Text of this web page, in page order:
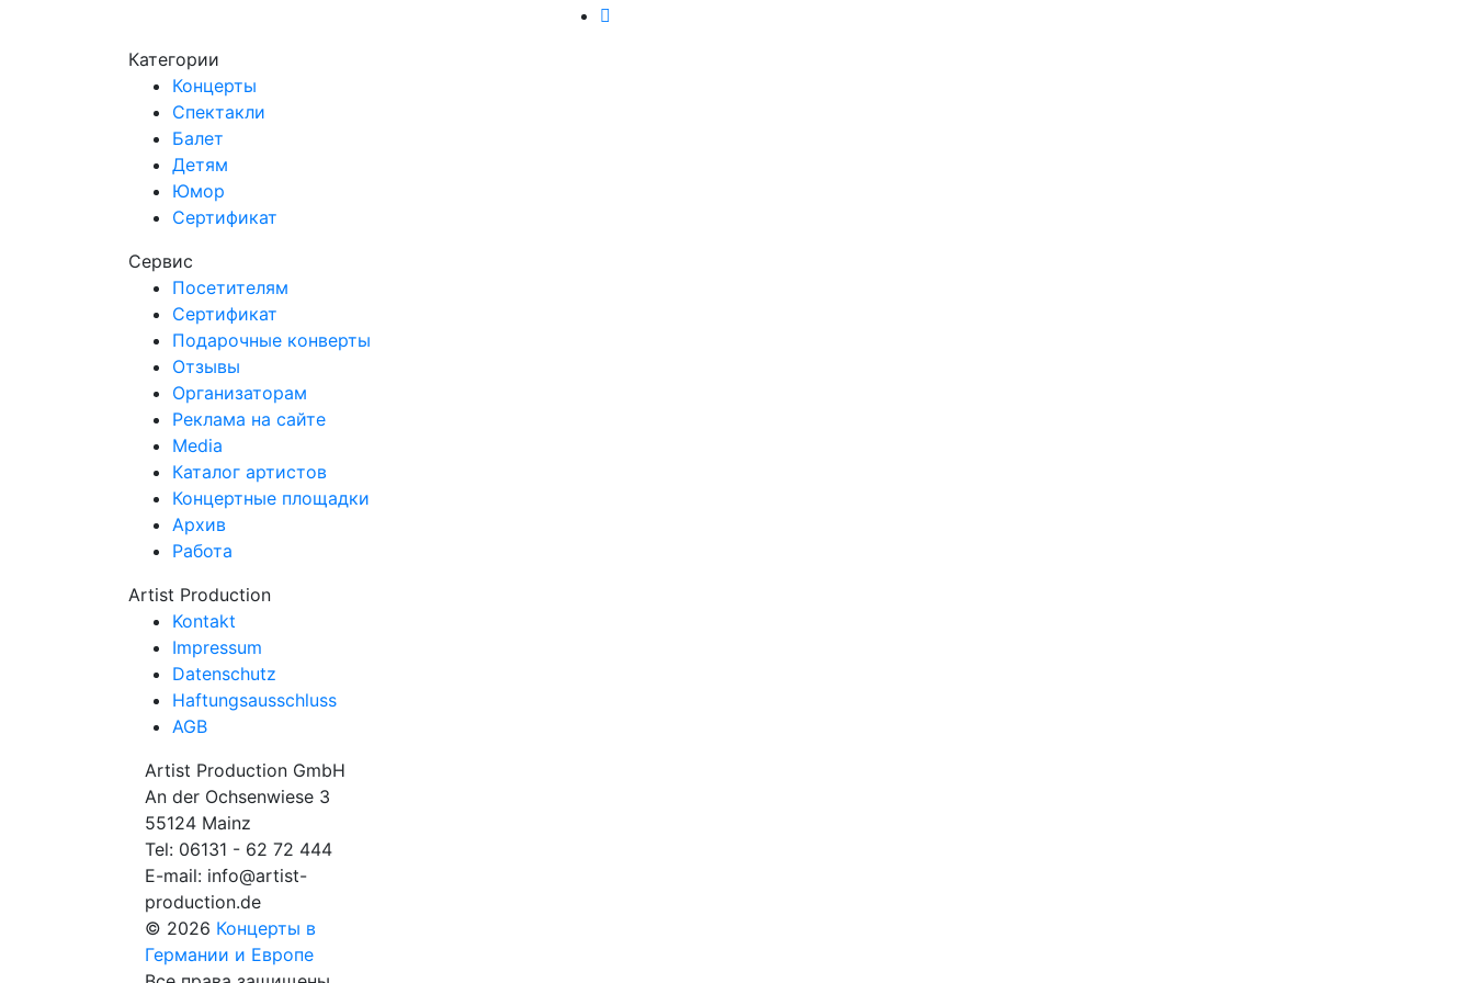
Категории
Концерты
Спектакли
Балет
Детям
Юмор
Сертификат
Сервис
Посетителям
Сертификат
Подарочные конверты
Отзывы
Организаторам
Реклама на сайте
Media
Каталог артистов
Концертные площадки
Архив
Работа
Artist Production
Kontakt
Impressum
Datenschutz
Haftungsausschluss
AGB
Artist Production GmbH
An der Ochsenwiese 3
55124 Mainz
Tel: 06131 - 62 72 444
E-mail: info@artist-
production.de
© 2026 Концерты в
Германии и Европе